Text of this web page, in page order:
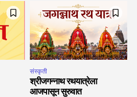
संस्कृती
श्रीजगन्नाथ रथयात्रेला
आजपासून सुरुवात